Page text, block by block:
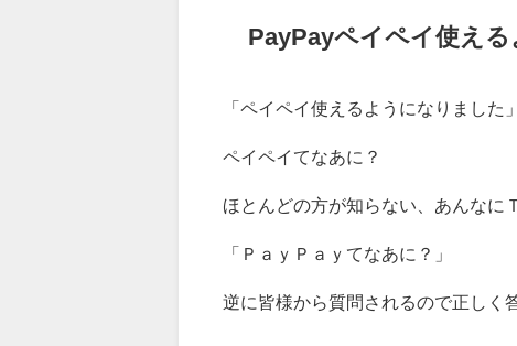
PayPayペイペイ使え
「ペイペイ使えるようになりました
ペイペイてなあに？
ほとんどの方が知らない、あんなに
「ＰａｙＰａｙてなあに？」
逆に皆様から質問されるので正しく